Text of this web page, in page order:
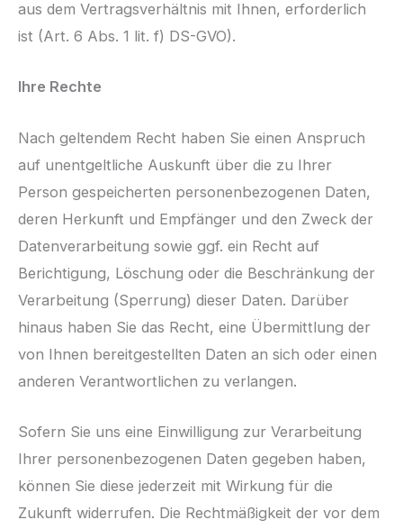
aus dem Vertragsverhältnis mit Ihnen, erforderlich
ist (Art. 6 Abs. 1 lit. f) DS-GVO).
Ihre Rechte
Nach geltendem Recht haben Sie einen Anspruch
auf unentgeltliche Auskunft über die zu Ihrer
Person gespeicherten personenbezogenen Daten,
deren Herkunft und Empfänger und den Zweck der
Datenverarbeitung sowie ggf. ein Recht auf
Berichtigung, Löschung oder die Beschränkung der
Verarbeitung (Sperrung) dieser Daten. Darüber
hinaus haben Sie das Recht, eine Übermittlung der
von Ihnen bereitgestellten Daten an sich oder einen
anderen Verantwortlichen zu verlangen.
Sofern Sie uns eine Einwilligung zur Verarbeitung
Ihrer personenbezogenen Daten gegeben haben,
können Sie diese jederzeit mit Wirkung für die
Zukunft widerrufen. Die Rechtmäßigkeit der vor dem